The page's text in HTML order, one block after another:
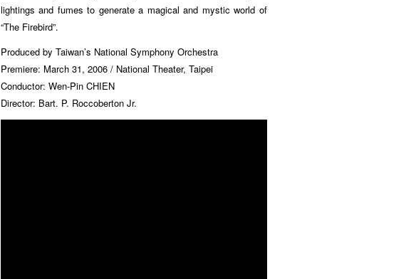
lightings and fumes to generate a magical and mystic world of
“The Firebird”.
Produced by Taiwan’s National Symphony Orchestra
Premiere: March 31, 2006 / National Theater, Taipei
Conductor: Wen-Pin CHIEN
Director: Bart. P. Roccoberton Jr.